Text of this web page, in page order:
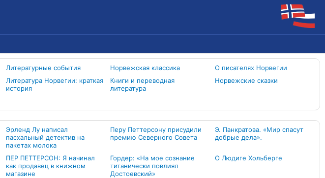
Литературные события Норвежская классика
О писателях Норвегии
Литература Норвегии: краткая
история
Книги и переводная
литература
Норвежские сказки
Эрленд Лу написал
пасхальный детектив на
пакетах молока
Перу Петтерсону присудили
премию Северного Совета
Э. Панкратова. «Мир спасут
добрые дела».
ПЕР ПЕТТЕРСОН: Я начинал
как продавец в книжном
магазине
Гордер: «На мое сознание
титанически повлиял
Достоевский»
О Людиге Хольберге